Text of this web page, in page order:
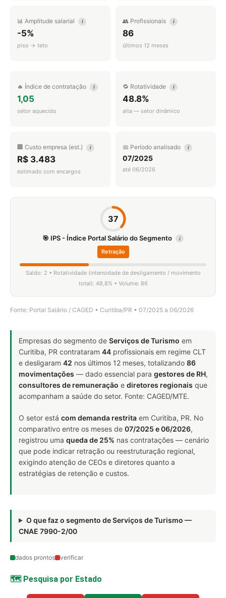
📊 Amplitude salarial i
-5%
piso → teto
👥 Profissionais i
86
últimos 12 meses
🔥 Índice de contratação i
1,05
setor aquecido
🔁 Rotatividade i
48.8%
alta — setor dinâmico
🏢 Custo empresa (est.) i
R$ 3.483
estimado com encargos
📅 Período analisado i
07/2025
até 06/2026
37
🎯 IPS - Índice Portal Salário do Segmento i
Retração
Saldo: 2 • Rotatividade (intensidade de desligamento / movimento
total): 48,8% • Volume: 86
Fonte: Portal Salário / CAGED • Curitiba/PR • 07/2025 a 06/2026
Empresas do segmento de Serviços de Turismo em
Curitiba, PR contrataram 44 profissionais em regime CLT
e desligaram 42 nos últimos 12 meses, totalizando 86
movimentações — dado essencial para gestores de RH,
consultores de remuneração e diretores regionais que
acompanham a saúde do setor. Fonte: CAGED/MTE.
O setor está com demanda restrita em Curitiba, PR. No
comparativo entre os meses de 07/2025 e 06/2026,
registrou uma queda de 25% nas contratações — cenário
que pode indicar retração ou reestruturação regional,
exigindo atenção de CEOs e diretores quanto a
estratégias de retenção e custos.
O que faz o segmento de Serviços de Turismo —
CNAE 7990-2/00
dados prontos verificar
🗺️ Pesquisa por Estado